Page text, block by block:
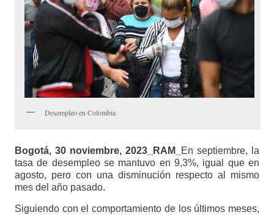
Desempleo en Colombia
Bogotá, 30 noviembre, 2023_RAM_
En septiembre, la
tasa de desempleo se mantuvo en 9,3%, igual que en
agosto, pero con una disminución respecto al mismo
mes del año pasado.
Siguiendo con el comportamiento de los últimos meses,